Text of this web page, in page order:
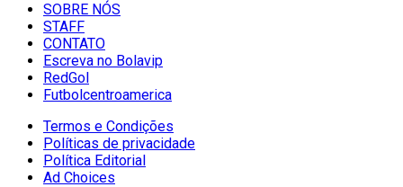
SOBRE NÓS
STAFF
CONTATO
Escreva no Bolavip
RedGol
Futbolcentroamerica
Termos e Condições
Políticas de privacidade
Política Editorial
Ad Choices